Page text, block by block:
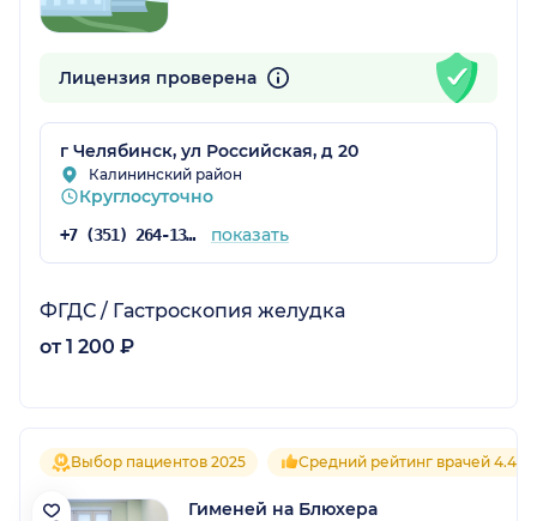
Лицензия проверена
г Челябинск, ул Российская, д 20
Калининский район
Круглосуточно
+7 (351) 264-13-95 показать
ФГДС / Гастроскопия желудка
от 1 200 ₽
Выбор пациентов 2025 Средний рейтинг врачей 4.4
Гименей на Блюхера